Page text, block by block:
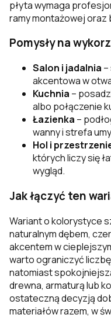
płyta wymaga
ramy montażowej oraz
Pomysły na
Salon i jadalnia
akcentowa w
Kuchnia –
albo połączenie
Łazienka –
wanny i strefa
Hol i
których liczy się
wygląd.
Jak łączyć ten
Wariant o kolorystyce
naturalnym dębem,
akcentem w
warto ograniczyć
natomiast
drewna, armaturą lub
ostateczną decyzją
materiałów razem, w